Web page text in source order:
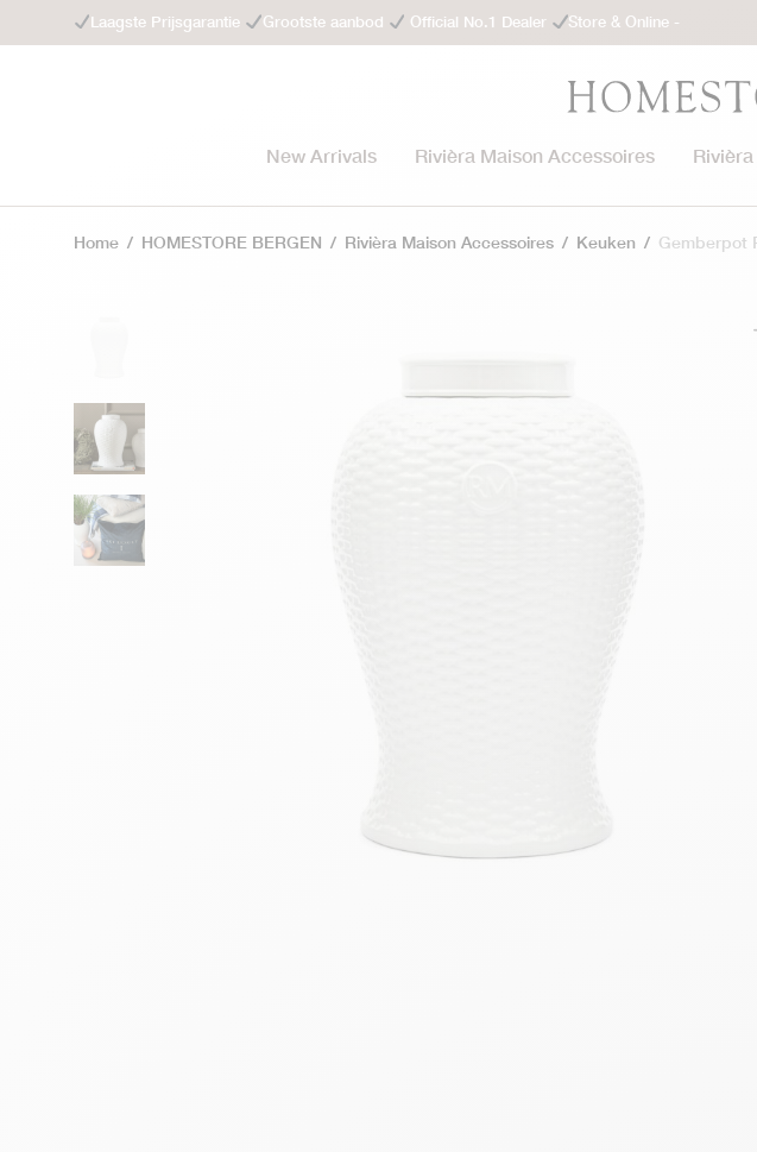
Laagste Prijsgarantie Grootste aanbod Official No.1 Dealer Store & Online -
New Arrivals Rivièra Maison Accessoires
Home / HOMESTORE BERGEN / Rivièra Maison Accessoires / Keuken / Gemberpot